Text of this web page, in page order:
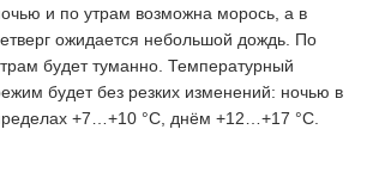
и по утрам возможна морось, а в
ожидается небольшой дождь. По
будет туманно. Температурный
будет без резких изменений: ночью в
+7…+10 °С, днём +12…+17 °С.